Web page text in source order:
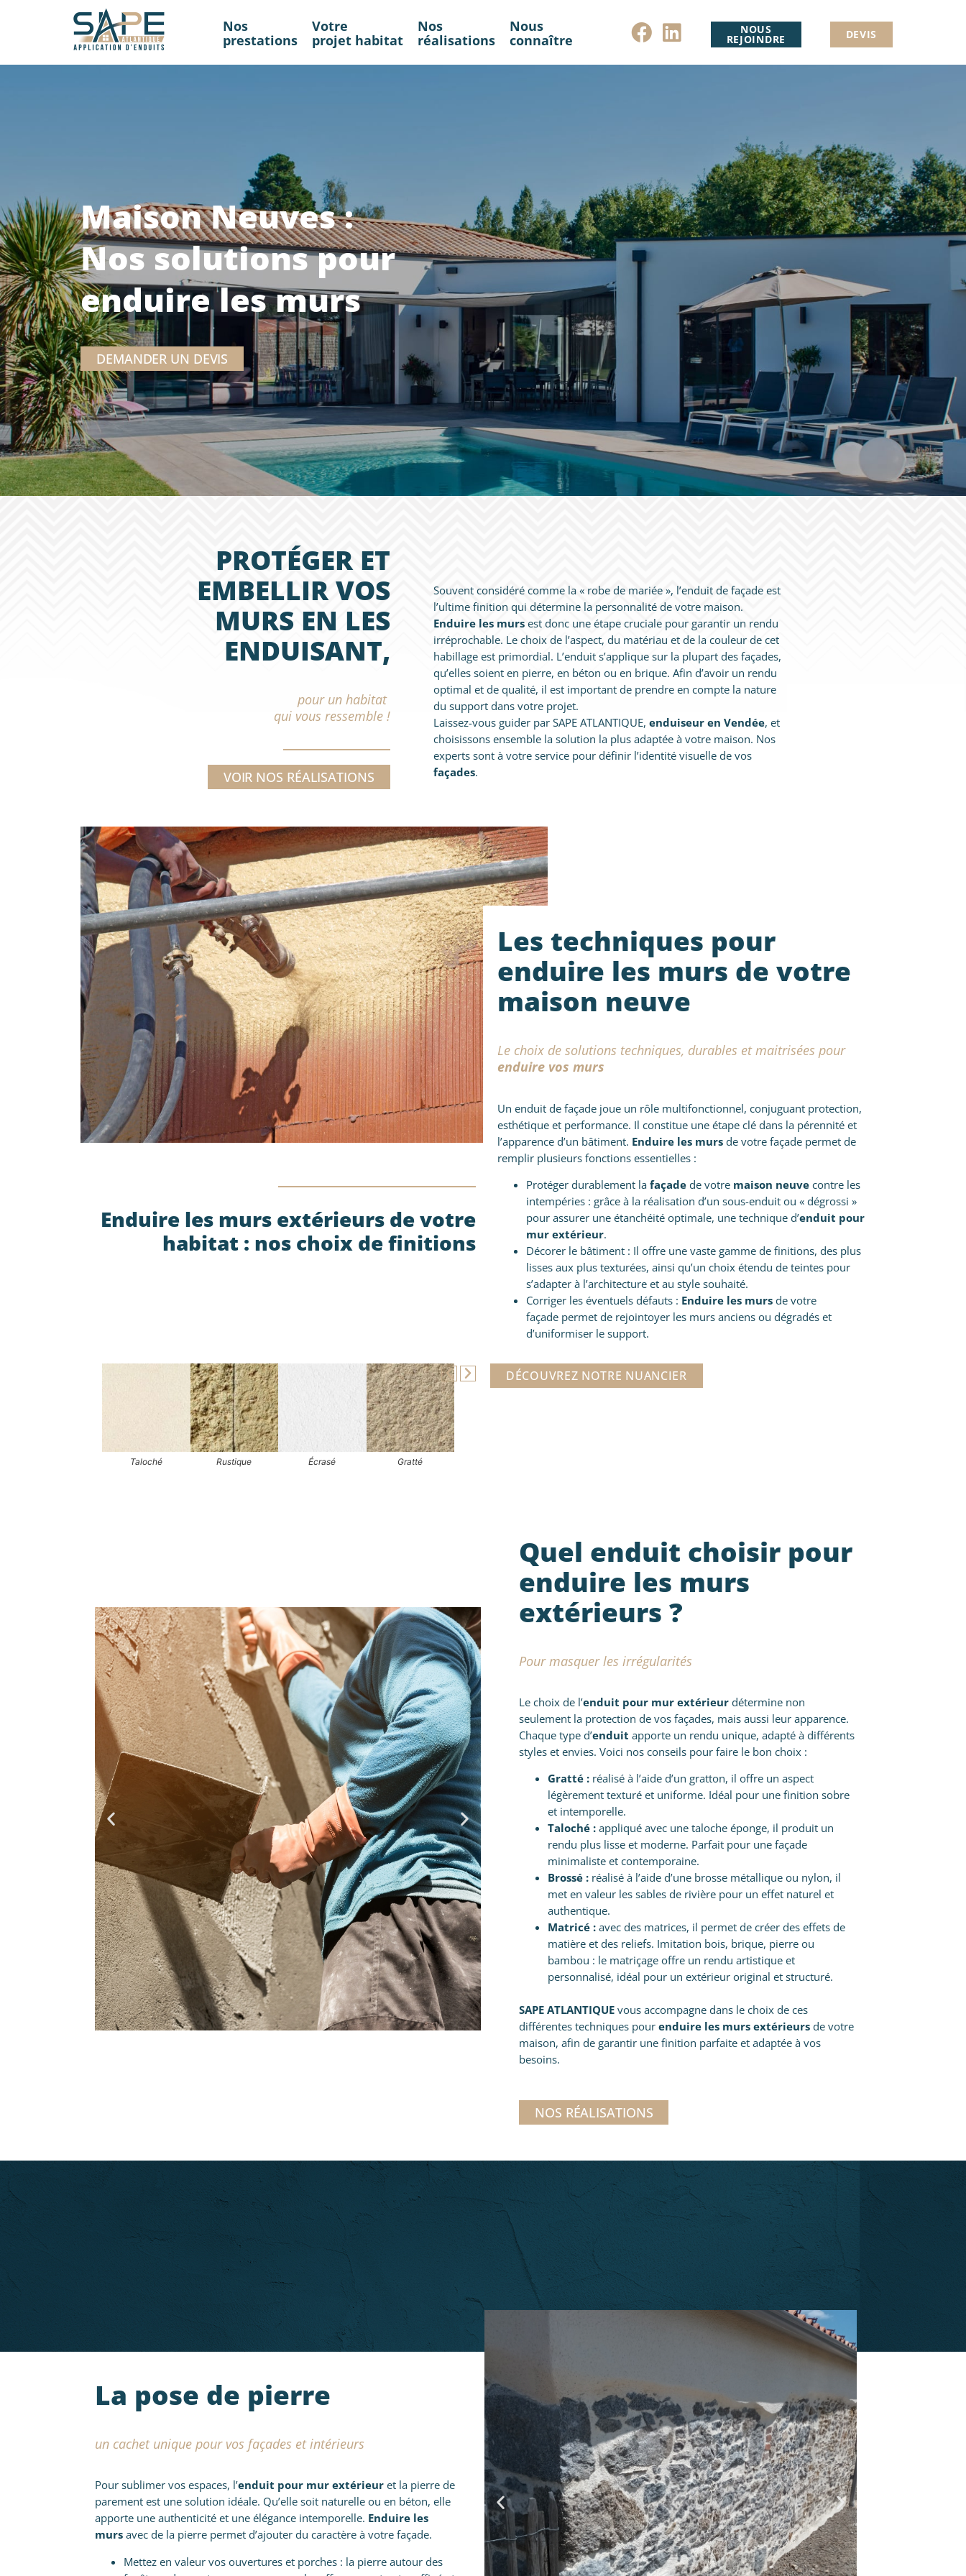
Nos
prestations
Votre
projet habitat
Nos
réalisations
Nous
connaître
NOUS
REJOINDRE DEVIS
Maison Neuves :
Nos solutions pour
enduire les murs
DEMANDER UN DEVIS
PROTÉGER ET
EMBELLIR VOS
MURS EN LES
ENDUISANT,
pour un habitat
qui vous ressemble !
VOIR NOS RÉALISATIONS
Souvent considéré comme la « robe de mariée », l’enduit de façade est
l’ultime finition qui détermine la personnalité de votre maison.
Enduire les mursest donc une étape cruciale pour garantir un rendu
irréprochable. Le choix de l’aspect, du matériau et de la couleur de cet
habillage est primordial. L’enduit s’applique sur la plupart des façades,
qu’elles soient en pierre, en béton ou en brique. Afin d’avoir un rendu
optimal et de qualité, il est important de prendre en compte la nature
du support dans votre projet.
Laissez-vous guider par SAPE ATLANTIQUE, enduiseur en Vendée, et
choisissons ensemble la solution la plus adaptée à votre maison. Nos
experts sont à votre service pour définir l’identité visuelle de vos
façades.
Enduire les murs extérieurs de votre
habitat : nos choix de finitions
Les techniques pour
enduire les murs de votre
maison neuve
Le choix de solutions techniques, durables et maitrisées pour
enduire vos murs
Un enduit de façade joue un rôle multifonctionnel, conjuguant protection,
esthétique et performance. Il constitue une étape clé dans la pérennité et
l’apparence d’un bâtiment. Enduire les murs de votre façade permet de
remplir plusieurs fonctions essentielles :
Protéger durablement la façade de votre maison neuve contre les
intempéries : grâce à la réalisation d’un sous-enduit ou « dégrossi »
pour assurer une étanchéité optimale, une technique d’enduit pour
mur extérieur.
Décorer le bâtiment : Il offre une vaste gamme de finitions, des plus
lisses aux plus texturées, ainsi qu’un choix étendu de teintes pour
s’adapter à l’architecture et au style souhaité.
Corriger les éventuels défauts : Enduire les murs de votre
façade permet de rejointoyer les murs anciens ou dégradés et
d’uniformiser le support.
Taloché Rustique Écrasé Gratté
DÉCOUVREZ NOTRE NUANCIER
Quel enduit choisir pour
enduire les murs
extérieurs ?
Pour masquer les irrégularités
Le choix de l’enduit pour mur extérieur détermine non
seulement la protection de vos façades, mais aussi leur apparence.
Chaque type d’enduit apporte un rendu unique, adapté à différents
styles et envies. Voici nos conseils pour faire le bon choix :
Gratté : réalisé à l’aide d’un gratton, il offre un aspect
légèrement texturé et uniforme. Idéal pour une finition sobre
et intemporelle.
Taloché : appliqué avec une taloche éponge, il produit un
rendu plus lisse et moderne. Parfait pour une façade
minimaliste et contemporaine.
Brossé : réalisé à l’aide d’une brosse métallique ou nylon, il
met en valeur les sables de rivière pour un effet naturel et
authentique.
Matricé : avec des matrices, il permet de créer des effets de
matière et des reliefs. Imitation bois, brique, pierre ou
bambou : le matriçage offre un rendu artistique et
personnalisé, idéal pour un extérieur original et structuré.
SAPE ATLANTIQUE vous accompagne dans le choix de ces
différentes techniques pour enduire les murs extérieurs de votre
maison, afin de garantir une finition parfaite et adaptée à vos
besoins.
NOS RÉALISATIONS
La pose de pierre
un cachet unique pour vos façades et intérieurs
Pour sublimer vos espaces, l’enduit pour mur extérieur et la pierre de
parement est une solution idéale. Qu’elle soit naturelle ou en béton, elle
apporte une authenticité et une élégance intemporelle. Enduire les
murs avec de la pierre permet d’ajouter du caractère à votre façade.
Mettez en valeur vos ouvertures et porches : la pierre autour des